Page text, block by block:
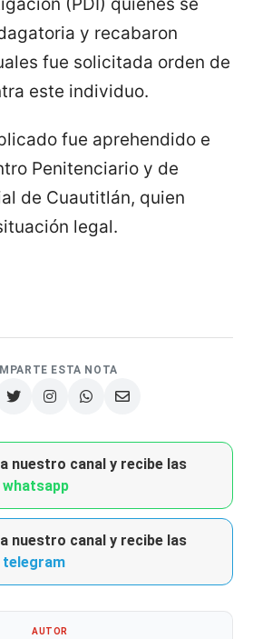
y recabaron
fue solicitada orden de
este individuo.
fue aprehendido e
Penitenciario y de
de Cuautitlán, quien
legal.
ESTA NOTA
nuestro canal y recibe las
whatsapp
nuestro canal y recibe las
telegram
AUTOR